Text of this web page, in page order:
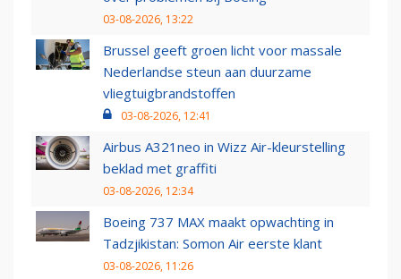
03-08-2026, 13:22
Brussel geeft groen licht voor massale
Nederlandse steun aan duurzame
vliegtuigbrandstoffen
03-08-2026, 12:41
Airbus A321neo in Wizz Air-kleurstelling
beklad met graffiti
03-08-2026, 12:34
Boeing 737 MAX maakt opwachting in
Tadzjikistan: Somon Air eerste klant
03-08-2026, 11:26